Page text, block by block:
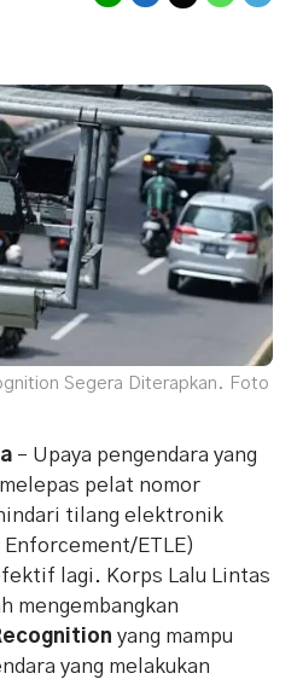
Segera Diterapkan. Foto
– Upaya pengendara yang
pelat nomor
tilang elektronik
ETLE)
lagi. Korps Lalu Lintas
mengembangkan
yang mampu
yang melakukan